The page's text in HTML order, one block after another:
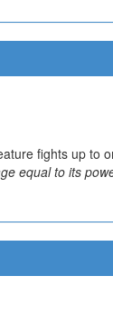
fights up to
equal to its